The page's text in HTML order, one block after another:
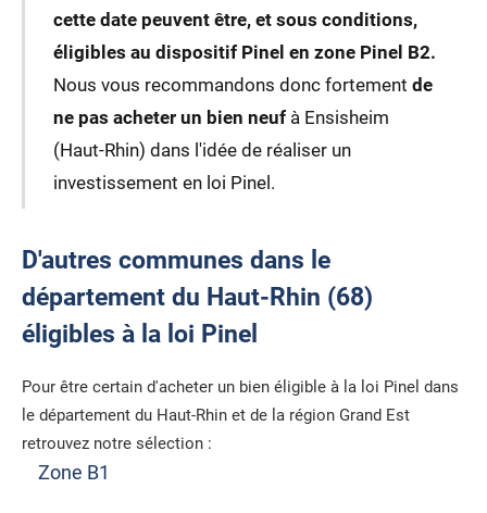
cette date peuvent être, et sous conditions,
éligibles au dispositif Pinel en zone Pinel B2.
Nous vous recommandons donc fortement de
ne pas acheter un bien neufà Ensisheim
(Haut-Rhin) dans l'idée de réaliser un
investissement en loi Pinel.
D'autres communes dans le
département du Haut-Rhin (68)
éligibles à la loi Pinel
Pour être certain d'acheter un bien éligible à la loi Pinel dans
le département du Haut-Rhin et de la région Grand Est
retrouvez notre sélection :
Zone B1